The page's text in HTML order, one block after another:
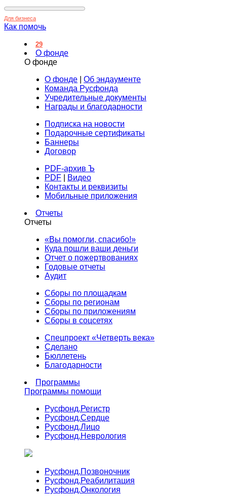
Для бизнеса
Как помочь
29
О фонде
О фонде
О фонде
Об эндаументе
Команда Русфонда
Учредительные документы
Награды и благодарности
Подписка на новости
Подарочные сертификаты
Баннеры
Договор
PDF-архив Ъ
PDF
Видео
Контакты и реквизиты
Мобильные приложения
Отчеты
Отчеты
«Вы помогли, спасибо!»
Куда пошли ваши деньги
Отчет о пожертвованиях
Годовые отчеты
Аудит
Сборы по площадкам
Сборы по регионам
Сборы по приложениям
Сборы в соцсетях
Спецпроект «Четверть века»
Сделано
Бюллетень
Благодарности
Программы
Программы помощи
Русфонд.Регистр
Русфонд.Сердце
Русфонд.Лицо
Русфонд.Неврология
Русфонд.Позвоночник
Русфонд.Реабилитация
Русфонд.Онкология